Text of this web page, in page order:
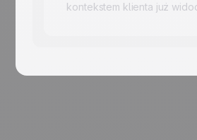
kontekstem klienta już